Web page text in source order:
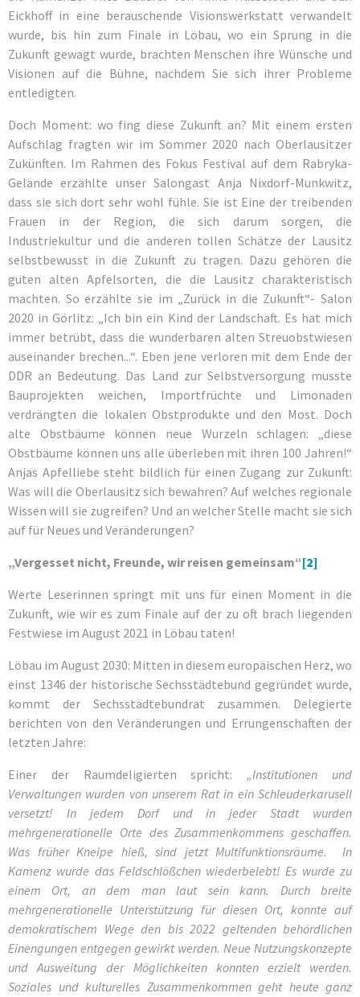
Eickhoff in eine berauschende Visionswerkstatt verwandelt
wurde, bis hin zum Finale in Löbau, wo ein Sprung in die
Zukunft gewagt wurde, brachten Menschen ihre Wünsche und
Visionen auf die Bühne, nachdem Sie sich ihrer Probleme
entledigten.
Doch Moment: wo fing diese Zukunft an? Mit einem ersten
Aufschlag fragten wir im Sommer 2020 nach Oberlausitzer
Zukünften. Im Rahmen des Fokus Festival auf dem Rabryka-
Gelände erzählte unser Salongast Anja Nixdorf-Munkwitz,
dass sie sich dort sehr wohl fühle. Sie ist Eine der treibenden
Frauen in der Region, die sich darum sorgen, die
Industriekultur und die anderen tollen Schätze der Lausitz
selbstbewusst in die Zukunft zu tragen. Dazu gehören die
guten alten Apfelsorten, die die Lausitz charakteristisch
machten. So erzählte sie im „Zurück in die Zukunft“- Salon
2020 in Görlitz: „Ich bin ein Kind der Landschaft. Es hat mich
immer betrübt, dass die wunderbaren alten Streuobstwiesen
auseinander brechen...“. Eben jene verloren mit dem Ende der
DDR an Bedeutung. Das Land zur Selbstversorgung musste
Bauprojekten weichen, Importfrüchte und Limonaden
verdrängten die lokalen Obstprodukte und den Most. Doch
alte Obstbäume können neue Wurzeln schlagen: „diese
Obstbäume können uns alle überleben mit ihren 100 Jahren!“
Anjas Apfelliebe steht bildlich für einen Zugang zur Zukunft:
Was will die Oberlausitz sich bewahren? Auf welches regionale
Wissen will sie zugreifen? Und an welcher Stelle macht sie sich
auf für Neues und Veränderungen?
„Vergesset nicht, Freunde, wir reisen gemeinsam“[2]
Werte Leserinnen springt mit uns für einen Moment in die
Zukunft, wie wir es zum Finale auf der zu oft brach liegenden
Festwiese im August 2021 in Löbau taten!
Löbau im August 2030: Mitten in diesem europäischen Herz, wo
einst 1346 der historische Sechsstädtebund gegründet wurde,
kommt der Sechsstädtebundrat zusammen. Delegierte
berichten von den Veränderungen und Errungenschaften der
letzten Jahre:
Einer der Raumdeligierten spricht:„Institutionen und
Verwaltungen wurden von unserem Rat in ein Schleuderkarusell
versetzt! In jedem Dorf und in jeder Stadt wurden
mehrgenerationelle Orte des Zusammenkommens geschaffen.
Was früher Kneipe hieß, sind jetzt Multifunktionsräume. In
Kamenz wurde das Feldschlößchen wiederbelebt! Es wurde zu
einem Ort, an dem man laut sein kann. Durch breite
mehrgenerationelle Unterstützung für diesen Ort, konnte auf
demokratischem Wege den bis 2022 geltenden behördlichen
Einengungen entgegen gewirkt werden. Neue Nutzungskonzepte
und Ausweitung der Möglichkeiten konnten erzielt werden.
Soziales und kulturelles Zusammenkommen geht heute ganz